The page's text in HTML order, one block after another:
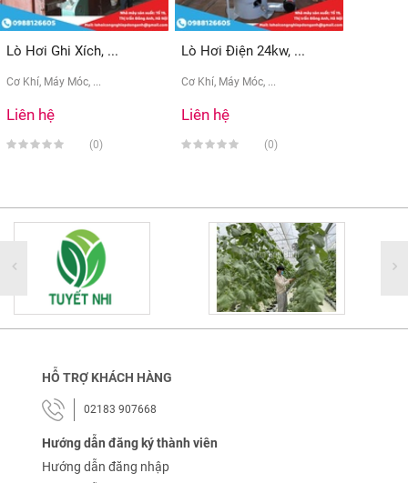
Lò Hơi Ghi Xích, ...
Cơ Khí, Máy Móc, ...
Liên hệ
(0)
Lò Hơi Điện 24kw, ...
Cơ Khí, Máy Móc, ...
Liên hệ
(0)
HỖ TRỢ KHÁCH HÀNG
02183 907668
Hướng dẫn đăng ký thành viên
Hướng dẫn đăng nhập